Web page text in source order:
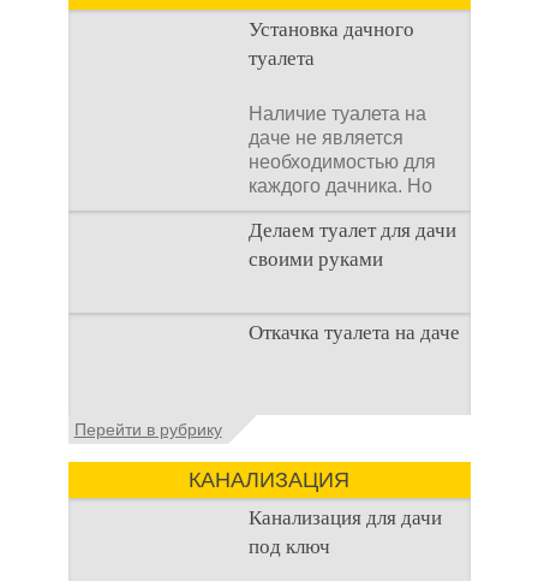
Установка дачного
туалета
Наличие туалета на
даче не является
необходимостью для
каждого дачника. Но
многие люди думают,
что
Делаем туалет для дачи
своими руками
Туалеты для дачи – это
устройства, с которых
дачного участка,
Откачка туалета на даче
Туалет на даче – это
которая изначально
строится на дачном
участке. Она может
Перейти в рубрику
КАНАЛИЗАЦИЯ
Канализация для дачи
под ключ